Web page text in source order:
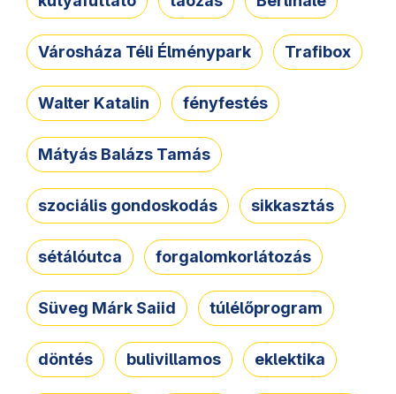
Városháza Téli Élménypark Trafibox
Walter Katalin fényfestés
Mátyás Balázs Tamás
szociális gondoskodás sikkasztás
sétálóutca forgalomkorlátozás
Süveg Márk Saiid túlélőprogram
döntés bulivillamos eklektika